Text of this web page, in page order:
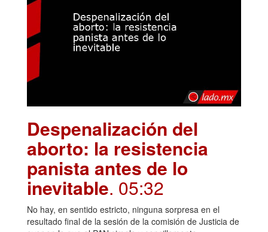
Despenalización del
aborto: la resistencia
panista antes de lo
inevitable. 05:32
No hay, en sentido estricto, ninguna sorpresa en el
resultado final de la sesión de la comisión de Justicia de